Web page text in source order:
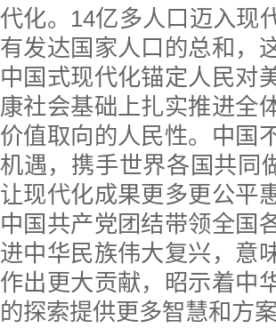
代化。14亿多人口迈入现
有发达国家人口的总和，
中国式现代化锚定人民对
康社会基础上扎实推进全
价值取向的人民性。中国
机遇，携手世界各国共同
让现代化成果更多更公平
中国共产党团结带领全国
进中华民族伟大复兴，意
作出更大贡献，昭示着中
的探索提供更多智慧和方案